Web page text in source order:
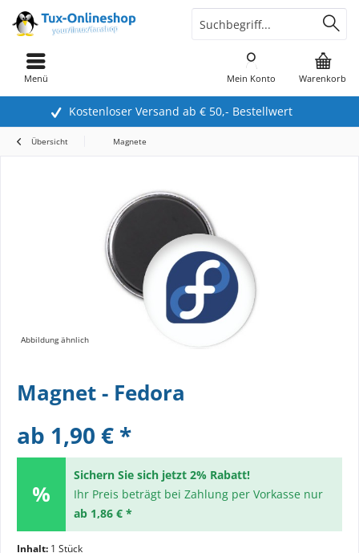
Kostenloser Versand ab € 50,- Bestellwert
Warenkorb
Mein Konto
Menü
Übersicht Magnete
Abbildung ähnlich
Magnet - Fedora
ab 1,90 € *
Sichern Sie sich jetzt 2% Rabatt!
Ihr Preis beträgt bei Zahlung per Vorkasse nur
ab 1,86 € *
Inhalt: 1 Stück